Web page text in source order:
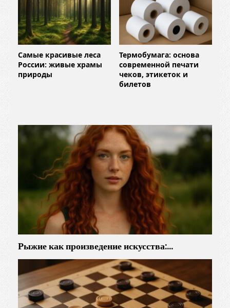
Самые красивые леса
России: живые храмы
природы
Термобумага: основа
современной печати
чеков, этикеток и
билетов
Рыжие как произведение искусства:…